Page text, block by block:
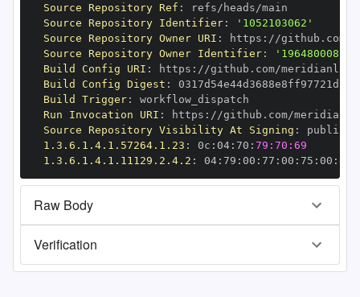
Source Repository Ref :
Source Repository Identifier:
'1052103062'
Source Repository Owner URI : https : //github.com/
Source Repository Owner Identifier:
'196480008'
Build Config URI : https : //github.com/meridianlabs
Build Config Digest :
Build Trigger:
Run Invocation URI : https : //github.com/
Source Repository Visibility At Signing :
1.3.6.1.4.1.57264.1.23 : 0c : 04: 70 : 79:70:69
1.3.6.1.4.1.11129.2.4.2 : 04: 79 : 00 : 77 : 00 : 75 : 00 : dd
Raw Body
Verification